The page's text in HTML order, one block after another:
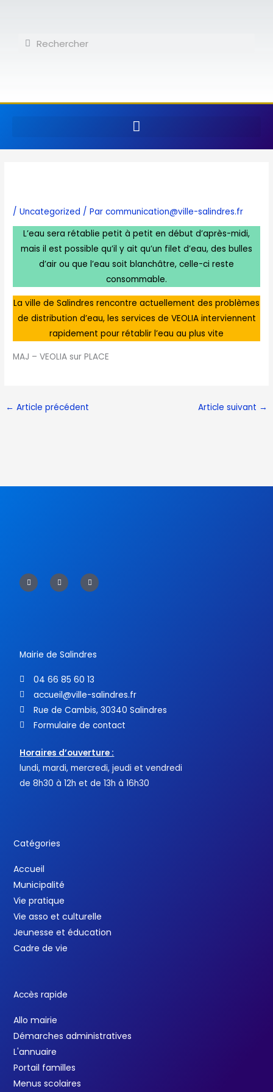
contenuRechercher
Rechercher
/Uncategorized / Parcommunication@ville-salindres.fr
L’eau sera rétablie petit à petit en début d’après-midi,
mais il est possible qu’il y ait qu’un filet d’eau, des bulles
d’air ou que l’eau soit blanchâtre, celle-ci reste
consommable.
La ville de Salindres rencontre actuellement des problèmes
de distribution d’eau, les services de VEOLIA interviennent
rapidement pour rétablir l’eau au plus vite
MAJ – VEOLIA sur PLACE
← Article précédent Article suivant →
a
c
e
w
i
t
o
u
t
Mairie de Salindres
04 66 85 60 13
accueil@ville-salindres.fr
Rue de Cambis, 30340 Salindres
Formulaire de contact
Horaires d’ouverture :
lundi, mardi, mercredi, jeudi et vendredi
de 8h30 à 12h et de 13h à 16h30
Catégories
Accueil
Municipalité
Vie pratique
Vie asso et culturelle
Jeunesse et éducation
Cadre de vie
Accès rapide
Allo mairie
Démarches administratives
L'annuaire
Portail familles
Menus scolaires